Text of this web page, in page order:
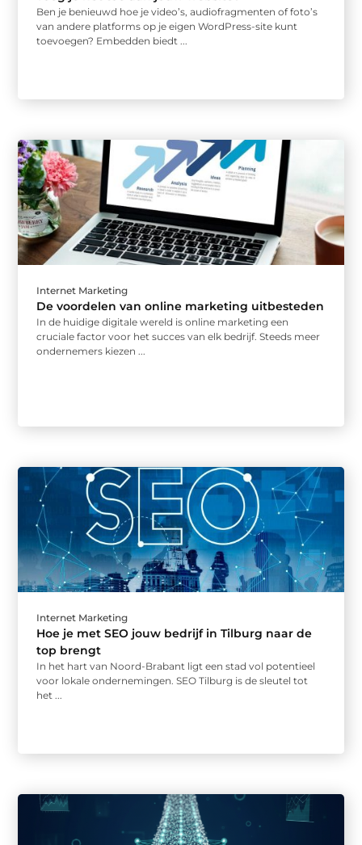
Ben je benieuwd hoe je video’s, audiofragmenten of foto’s
van andere platforms op je eigen WordPress-site kunt
toevoegen? Embedden biedt ...
Internet Marketing
De voordelen van online marketing uitbesteden
In de huidige digitale wereld is online marketing een
cruciale factor voor het succes van elk bedrijf. Steeds meer
ondernemers kiezen ...
Internet Marketing
Hoe je met SEO jouw bedrijf in Tilburg naar de
top brengt
In het hart van Noord-Brabant ligt een stad vol potentieel
voor lokale ondernemingen. SEO Tilburg is de sleutel tot
het ...